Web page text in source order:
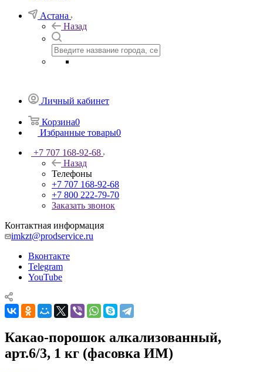
Астана
Назад
Личный кабинет
Корзина0
Избранные товары0
+7 707 168-92-68
Назад
Телефоны
+7 707 168-92-68
+7 800 222-79-70
Заказать звонок
Контактная информация
imkzt@prodservice.ru
Вконтакте
Telegram
YouTube
Какао-порошок алкализованный,
арт.6/3, 1 кг (фасовка ИМ)